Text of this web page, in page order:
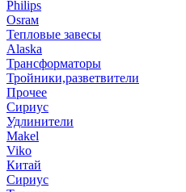
Philips
Оsrам
Тепловые завесы
Alaska
Трансформаторы
Тройники,разветвители
Прочее
Сириус
Удлинители
Makel
Viko
Китай
Сириус